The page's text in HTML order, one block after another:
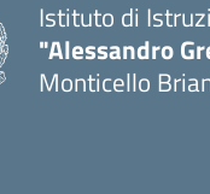
Istituto di
"Alessandro
Monticello